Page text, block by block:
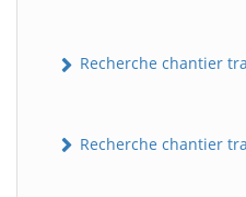
Recherche chantier
Recherche chantier